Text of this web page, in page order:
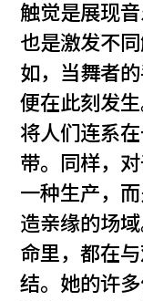
触觉是展现
也是激发不
如，当舞者
便在此刻发
将人们连系
带。同样，
一种生产，
造亲缘的场
命里，都在
结。她的许